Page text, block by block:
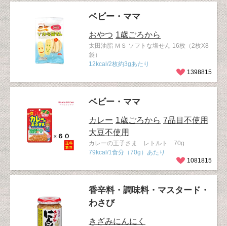
ベビー・ママ
おやつ 1歳ごろから
太田油脂 ＭＳ ソフトな塩せん 16枚（2枚X8
袋）
12kcal/2枚約3gあたり
1398815
ベビー・ママ
カレー 1歳ごろから 7品目不使用
大豆不使用
カレーの王子さま レトルト 70g
79kcal/1食分（70g）あたり
1081815
香辛料・調味料・マスタード・
わさび
きざみにんにく